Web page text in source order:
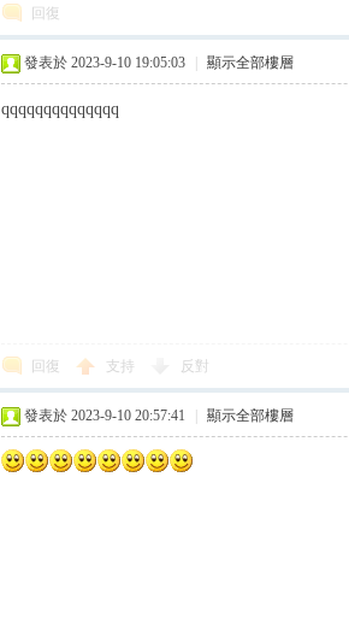
回復
發表於 2023-9-10 19:05:03 顯示全部樓層
qqqqqqqqqqqqqq
回復 支持 反對
發表於 2023-9-10 20:57:41 顯示全部樓層